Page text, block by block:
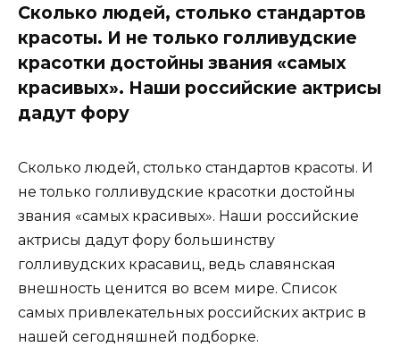
Сколько людей, столько стандартов
красоты. И не только голливудские
красотки достойны звания «самых
красивых». Наши российские актрисы
дадут фору
Сколько людей, столько стандартов красоты. И
не только голливудские красотки достойны
звания «самых красивых». Наши российские
актрисы дадут фору большинству
голливудских красавиц, ведь славянская
внешность ценится во всем мире. Список
самых привлекательных российских актрис в
нашей сегодняшней подборке.